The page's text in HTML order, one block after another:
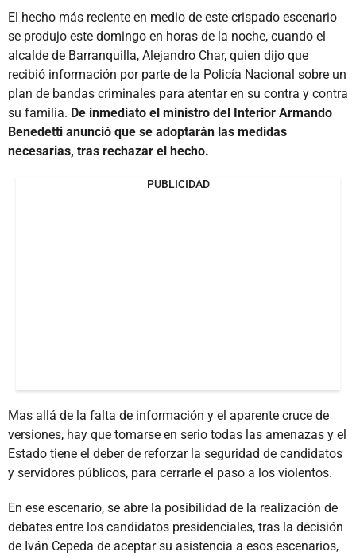
El hecho más reciente en medio de este crispado escenario
se produjo este domingo en horas de la noche, cuando el
alcalde de Barranquilla, Alejandro Char, quien dijo que
recibió información por parte de la Policía Nacional sobre un
plan de bandas criminales para atentar en su contra y contra
su familia. De inmediato el ministro del Interior Armando
Benedetti anunció que se adoptarán las medidas
necesarias, tras rechazar el hecho.
PUBLICIDAD
Mas allá de la falta de información y el aparente cruce de
versiones, hay que tomarse en serio todas las amenazas y el
Estado tiene el deber de reforzar la seguridad de candidatos
y servidores públicos, para cerrarle el paso a los violentos.
En ese escenario, se abre la posibilidad de la realización de
debates entre los candidatos presidenciales, tras la decisión
de Iván Cepeda de aceptar su asistencia a esos escenarios,